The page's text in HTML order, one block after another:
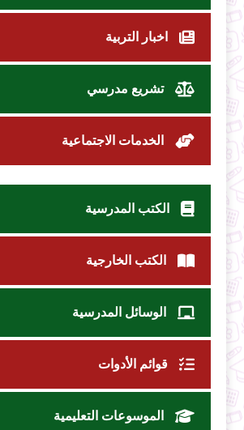
اخبار التربية
تشريع مدرسي
الخدمات الاجتماعية
الكتب المدرسية
الكتب الخارجية
الوسائل المدرسية
قوائم الأدوات
الموسوعات التعليمية